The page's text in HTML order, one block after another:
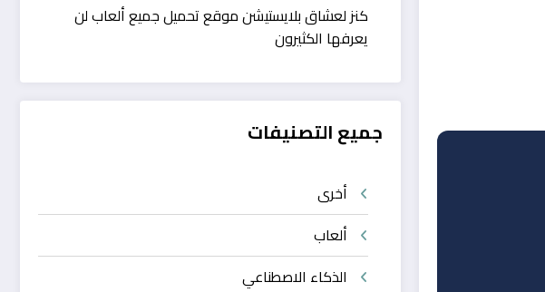
كنز لعشاق بلايستيشن موقع تحميل جميع ألعاب لن
يعرفها الكثيرون
جميع التصنيفات
أخرى
ألعاب
الذكاء الاصطناعي